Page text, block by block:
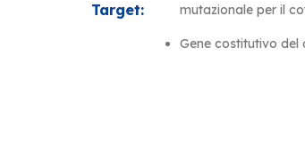
Target:
mutazionale per il
Gene costitutivo del